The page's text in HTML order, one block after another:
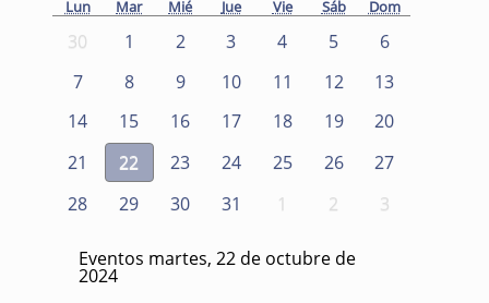
Lun Mar Mié Jue Vie Sáb Dom
30 1 2 3 4 5
6
7
8 9 10 11 12
13
14
15 16 17 18 19
20
21
22 23 24 25 26
27
28
29 30 31 1 2 3
Eventos martes, 22 de octubre de
2024